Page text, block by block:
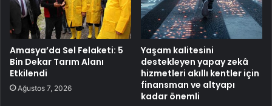
Amasya’da Sel Felaketi: 5
Bin Dekar Tarım Alanı
Etkilendi
Ağustos 7, 2026
Yaşam kalitesini
destekleyen yapay zekâ
hizmetleri akıllı kentler için
finansman ve altyapı
kadar önemli